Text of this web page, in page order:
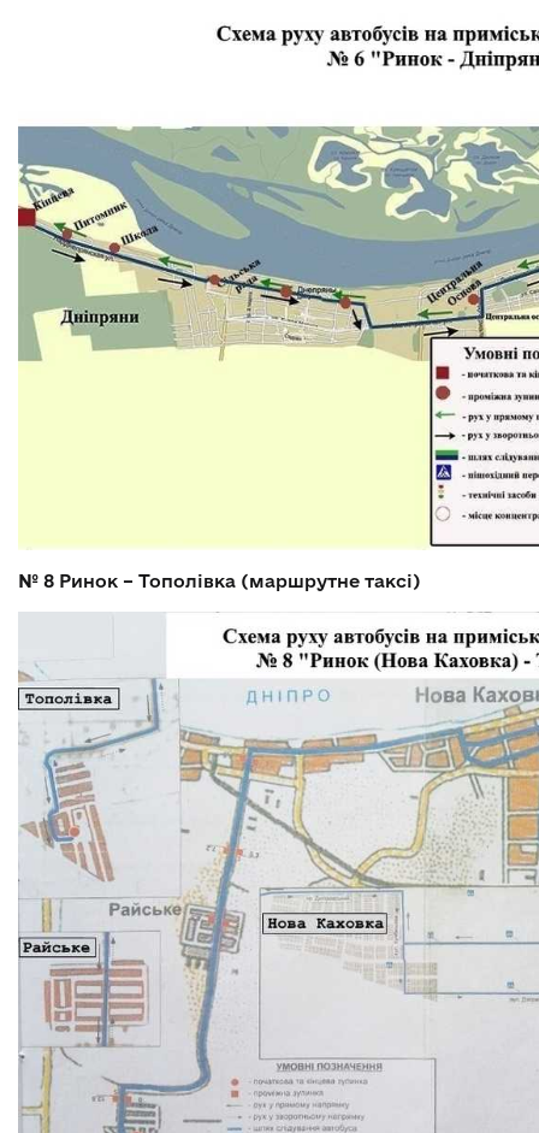
№ 8 Ринок – Тополівка (маршрутне таксі)